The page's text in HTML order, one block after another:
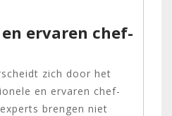
ervaren chef-
zich door het
en ervaren chef-
brengen niet